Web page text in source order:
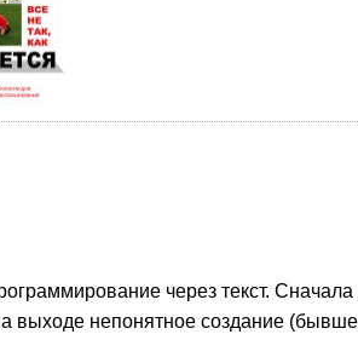
через текст.
выходе непонятное создание